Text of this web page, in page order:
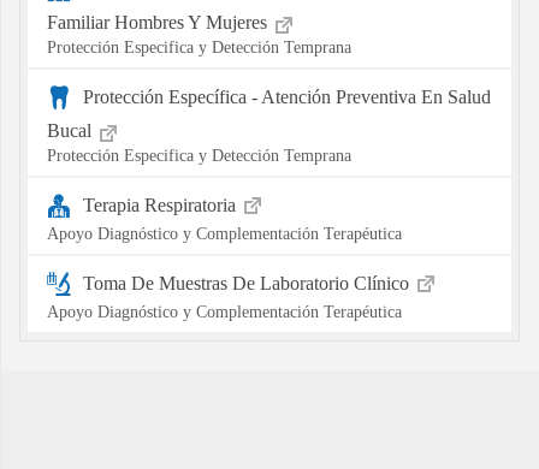
Familiar Hombres Y Mujeres
Protección Especifica y Detección Temprana
Protección Específica - Atención Preventiva En Salud
Bucal
Protección Especifica y Detección Temprana
Terapia Respiratoria
Apoyo Diagnóstico y Complementación Terapéutica
Toma De Muestras De Laboratorio Clínico
Apoyo Diagnóstico y Complementación Terapéutica